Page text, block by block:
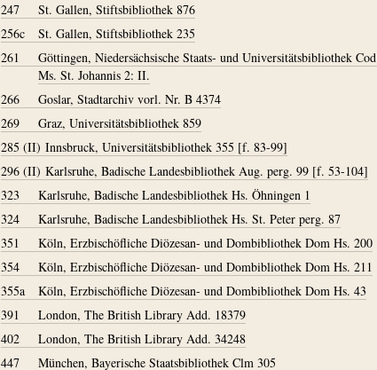
247
St. Gallen, Stiftsbibliothek 876
256c
St. Gallen, Stiftsbibliothek 235
261
Göttingen, Niedersächsische Staats- und Universitätsbibliothek
Ms. St. Johannis 2: II.
266
Goslar, Stadtarchiv vorl. Nr. B 4374
269
Graz, Universitätsbibliothek 859
285 (II) Innsbruck, Universitätsbibliothek 355 [f. 83-99]
296 (II) Karlsruhe, Badische Landesbibliothek Aug. perg. 99 [f. 53-104]
323
Karlsruhe, Badische Landesbibliothek Hs. Öhningen 1
324
Karlsruhe, Badische Landesbibliothek Hs. St. Peter perg. 87
351
Köln, Erzbischöfliche Diözesan- und Dombibliothek Dom Hs. 200
354
Köln, Erzbischöfliche Diözesan- und Dombibliothek Dom Hs. 211
355a
Köln, Erzbischöfliche Diözesan- und Dombibliothek Dom Hs. 43
391
London, The British Library Add. 18379
402
London, The British Library Add. 34248
447
München, Bayerische Staatsbibliothek Clm 305